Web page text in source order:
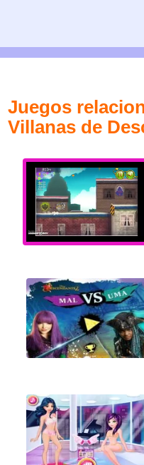
Juegos
Villanas de